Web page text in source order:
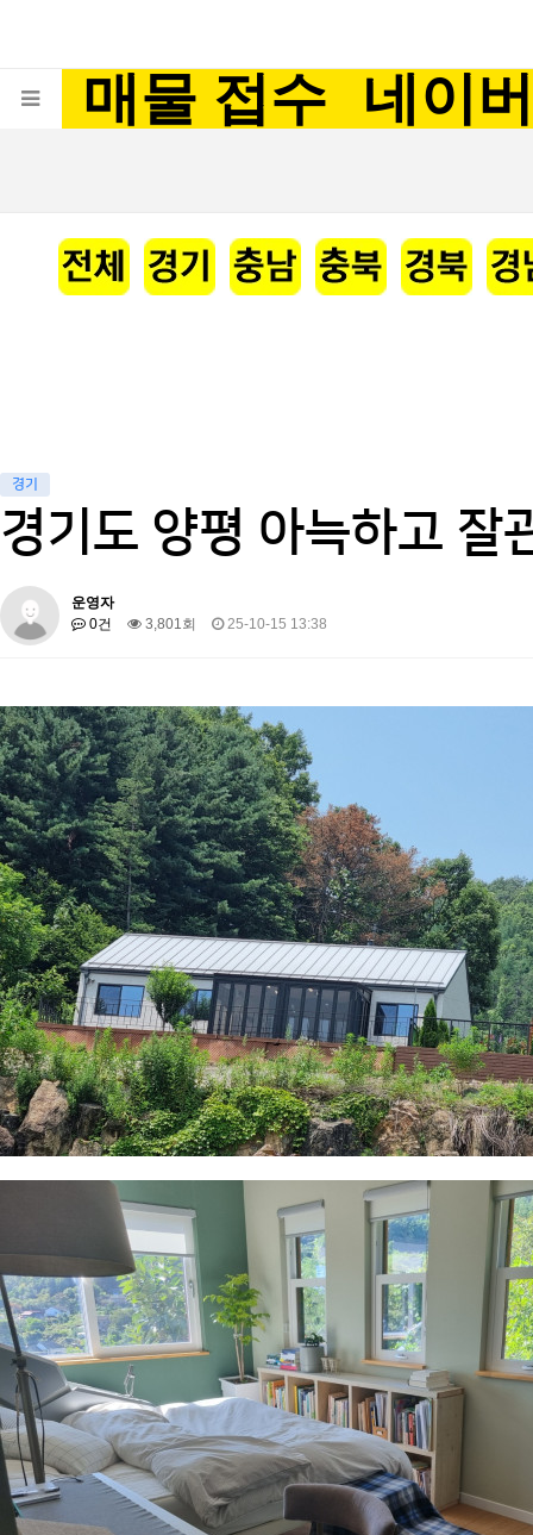
매물 접수 네이
경기
경기도 양평 아늑하고 잘
운영자
0건
3,801회 25-10-15 13:38